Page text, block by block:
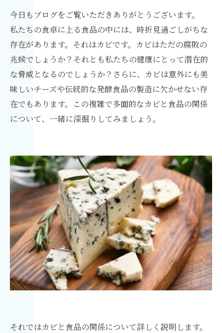
今日もブログをご覧いただきありがとうございます。
私たちの食卓に上る食品の中には、時折見過ごしがちな
存在があります。それはカビです。カビはただの腐敗の
兆候でしょうか？それとも私たちの健康にとって潜在的
な脅威となるのでしょうか？さらに、カビは意外にも美
味しいチーズや伝統的な発酵食品の製造に欠かせない存
在でもあります。この複雑で多面的なカビと食品の関係
について、一緒に深掘りしてみましょう。
それではカビと食品の関係について詳しく説明します。